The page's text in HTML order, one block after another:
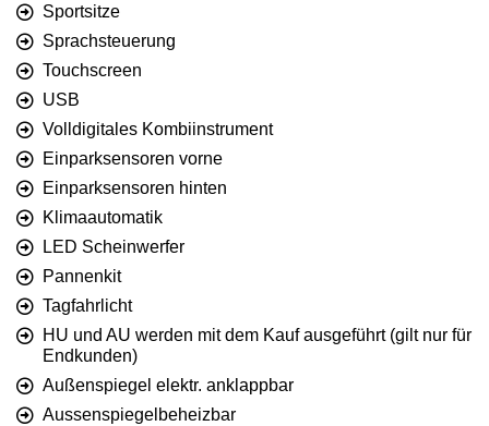
Sportsitze
Sprachsteuerung
Touchscreen
USB
Volldigitales Kombiinstrument
Einparksensoren vorne
Einparksensoren hinten
Klimaautomatik
LED Scheinwerfer
Pannenkit
Tagfahrlicht
HU und AU werden mit dem Kauf ausgeführt (gilt nur für
Endkunden)
Außenspiegel elektr. anklappbar
Aussenspiegelbeheizbar